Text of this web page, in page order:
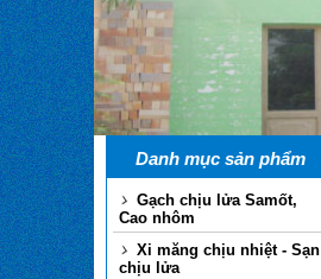
Danh mục sản phẩm
Gạch chịu lửa Samốt,
Cao nhôm
Xi măng chịu nhiệt - Sạn
chịu lửa